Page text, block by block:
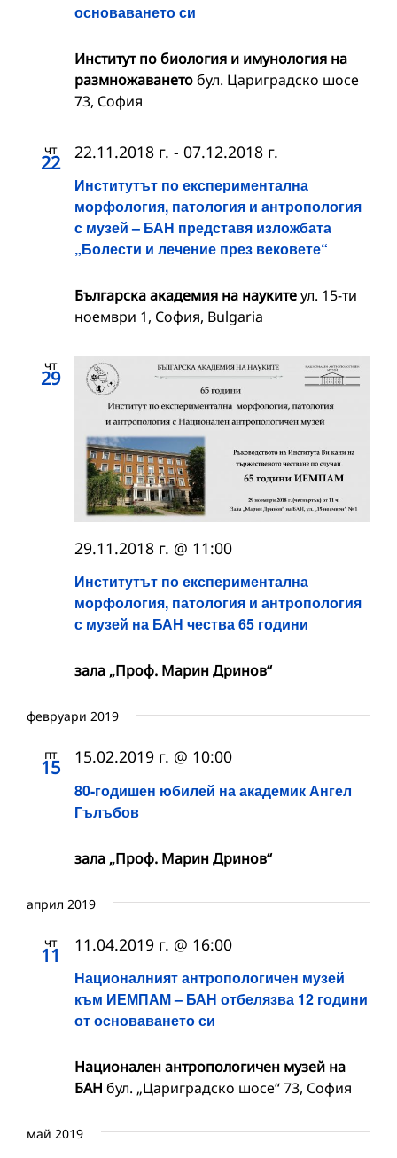
основаването си
Институт по биология и имунология на
размножаванетобул. Цариградско шосе
73, София
чт
22
Институтът по експериментална
морфология, патология и антропология
с музей – БАН представя изложбата
„Болести и лечение през вековете“
22.11.2018 г. - 07.12.2018 г.
Българска академия на наукитеул. 15-ти
ноември 1, София, Bulgaria
чт
29
Институтът по експериментална
морфология, патология и антропология
с музей на БАН чества 65 години
29.11.2018 г. @ 11:00
зала „Проф. Марин Дринов“
февруари 2019
пт
15
80-годишен юбилей на академик Ангел
Гълъбов
15.02.2019 г. @ 10:00
зала „Проф. Марин Дринов“
април 2019
чт
11
Националният антропологичен музей
към ИЕМПАМ – БАН отбелязва 12 години
от основаването си
11.04.2019 г. @ 16:00
Национален антропологичен музей на
БАН бул. „Цариградско шосе“ 73, София
май 2019